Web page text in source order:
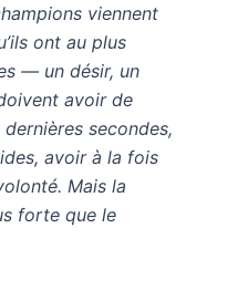
viennent
ont au plus
— un désir, un
avoir de
dernières secondes,
avoir à la fois
Mais la
forte que le